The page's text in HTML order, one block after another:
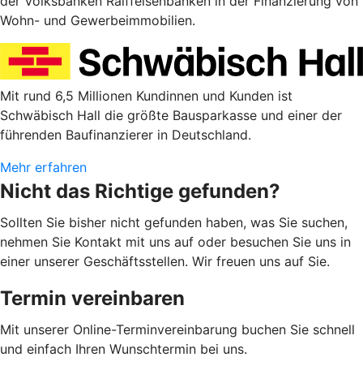
Wohn- und Gewerbeimmobilien.
Mit rund 6,5 Millionen Kundinnen und Kunden ist
Schwäbisch Hall die größte Bausparkasse und einer der
führenden Baufinanzierer in Deutschland.
Mehr erfahren
Nicht das Richtige gefunden?
Sollten Sie bisher nicht gefunden haben, was Sie suchen,
nehmen Sie Kontakt mit uns auf oder besuchen Sie uns in
einer unserer Geschäftsstellen. Wir freuen uns auf Sie.
Termin vereinbaren
Mit unserer Online-Terminvereinbarung buchen Sie schnell
und einfach Ihren Wunschtermin bei uns.